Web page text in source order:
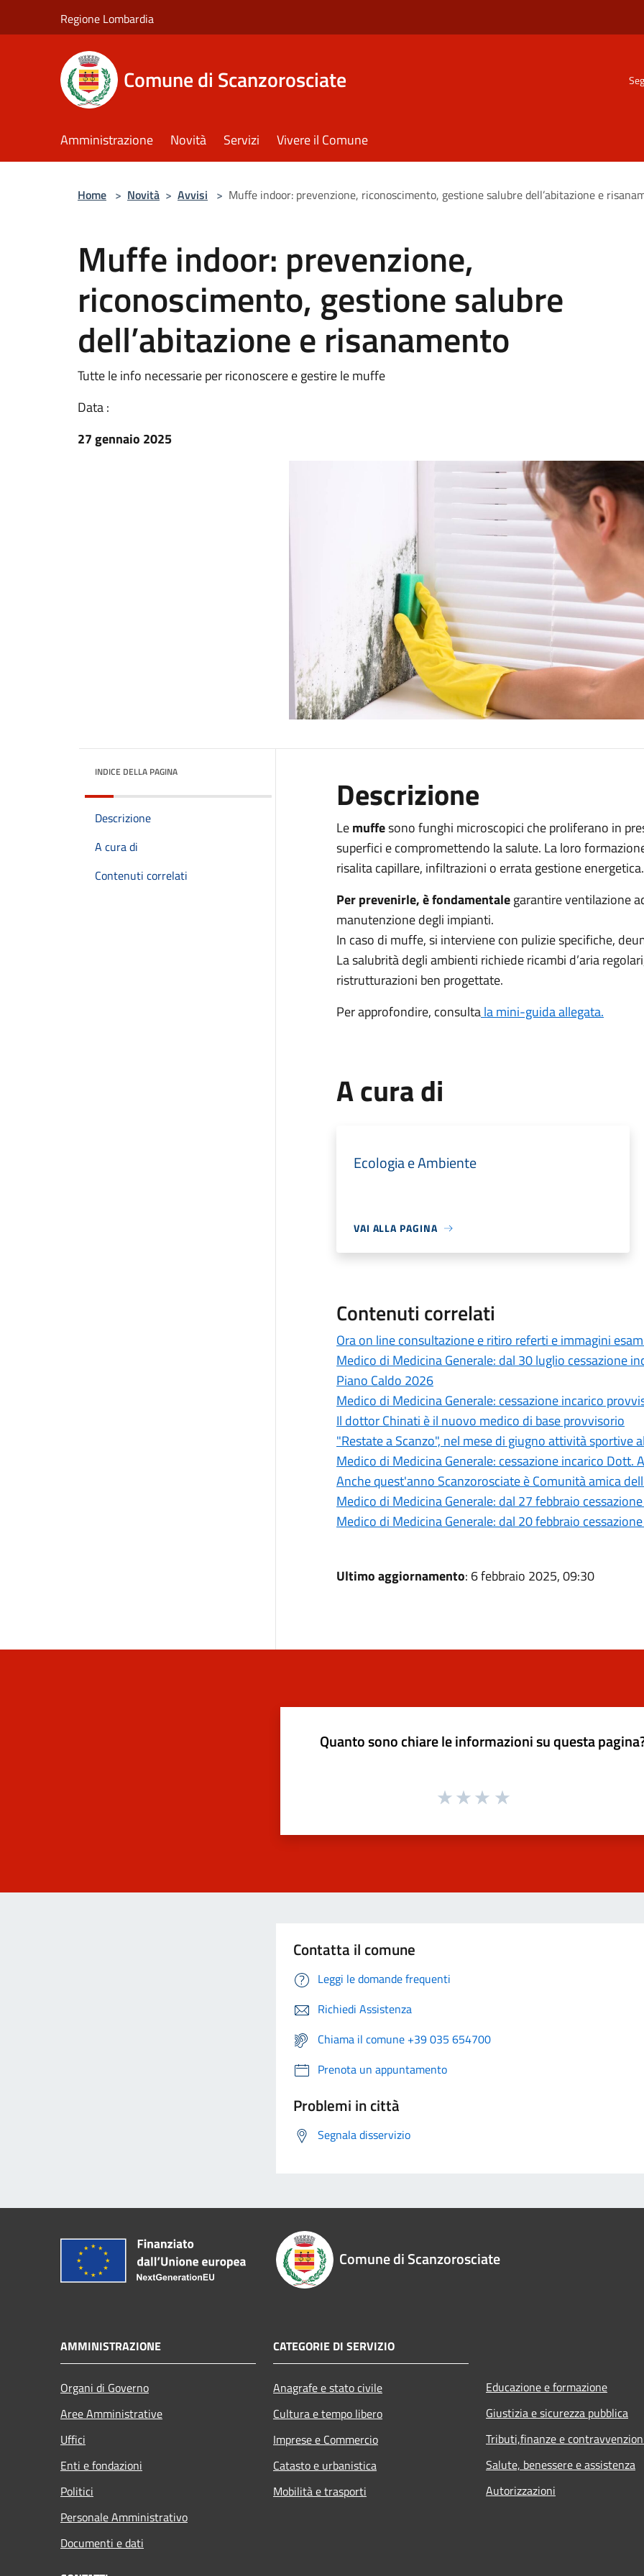
Regione Lombardia
Comune di Scanzorosciate
Amministrazione Novità Servizi Vivere il Comune
Home > Novità > Avvisi > Muffe indoor: prevenzione, riconoscimento, gestione salubre dell’abitazione e
Muffe indoor: prevenzione,
riconoscimento, gestione salubre
dell’abitazione e risanamento
Tutte le info necessarie per riconoscere e gestire le muffe
Data :
27 gennaio 2025
INDICE DELLA PAGINA
Descrizione
A cura di
Contenuti correlati
Descrizione
Lemuffesono funghi microscopici che proliferano in
superfici e compromettendo la salute. La loro
risalita capillare, infiltrazioni o errata gestione
Per prevenirle, è fondamentalegarantire ventilazione
manutenzione degli impianti.
In caso di muffe, si interviene con pulizie specifiche,
La salubrità degli ambienti richiede ricambi d’aria
ristrutturazioni ben progettate.
Per approfondire, consultala mini-guida allegata.
A cura di
Ecologia e Ambiente
VAI ALLA PAGINA
Contenuti correlati
Ora on line consultazione e ritiro referti e immagini
Medico di Medicina Generale: dal 30 luglio cessazione
Piano Caldo 2026
Medico di Medicina Generale: cessazione incarico
Il dottor Chinati è il nuovo medico di base provvisorio
"Restate a Scanzo", nel mese di giugno attività sportive
Medico di Medicina Generale: cessazione incarico Dott.
Anche quest'anno Scanzorosciate è Comunità amica
Medico di Medicina Generale: dal 27 febbraio
Medico di Medicina Generale: dal 20 febbraio
Ultimo aggiornamento: 6 febbraio 2025, 09:30
Quanto sono chiare le informazioni su questa
Contatta il comune
Leggi le domande frequenti
Richiedi Assistenza
Chiama il comune +39 035 654700
Prenota un appuntamento
Problemi in città
Segnala disservizio
Comune di Scanzorosciate
AMMINISTRAZIONE
Organi di Governo
Aree Amministrative
Uffici
Enti e fondazioni
Politici
Personale Amministrativo
Documenti e dati
CATEGORIE DI SERVIZIO
Anagrafe e stato civile
Cultura e tempo libero
Imprese e Commercio
Catasto e urbanistica
Mobilità e trasporti
Educazione e formazione
Giustizia e sicurezza pubblica
Tributi,finanze e
Salute, benessere e assistenza
Autorizzazioni